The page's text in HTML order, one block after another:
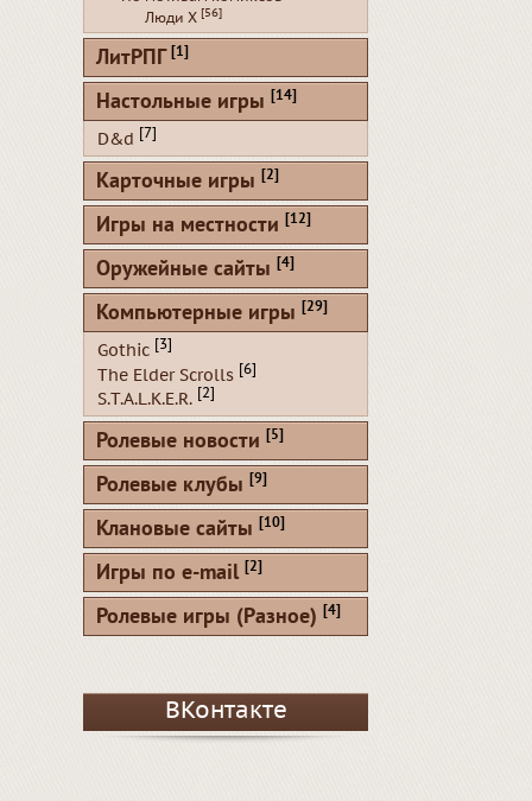
Люди Х [56]
ЛитРПГ [1]
Настольные игры [14]
D&d [7]
Карточные игры [2]
Игры на местности [12]
Оружейные сайты [4]
Компьютерные игры [29]
Gothic [3]
The Elder Scrolls [6]
S.T.A.L.K.E.R. [2]
Ролевые новости [5]
Ролевые клубы [9]
Клановые сайты [10]
Игры по e-mail [2]
Ролевые игры (Разное) [4]
ВКонтакте